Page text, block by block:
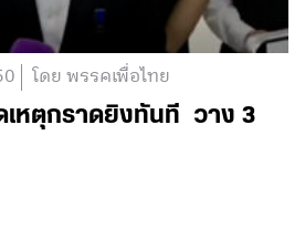
โดย พรรคเพื่อไทย
เหตุกราดยิงทันที วาง 3